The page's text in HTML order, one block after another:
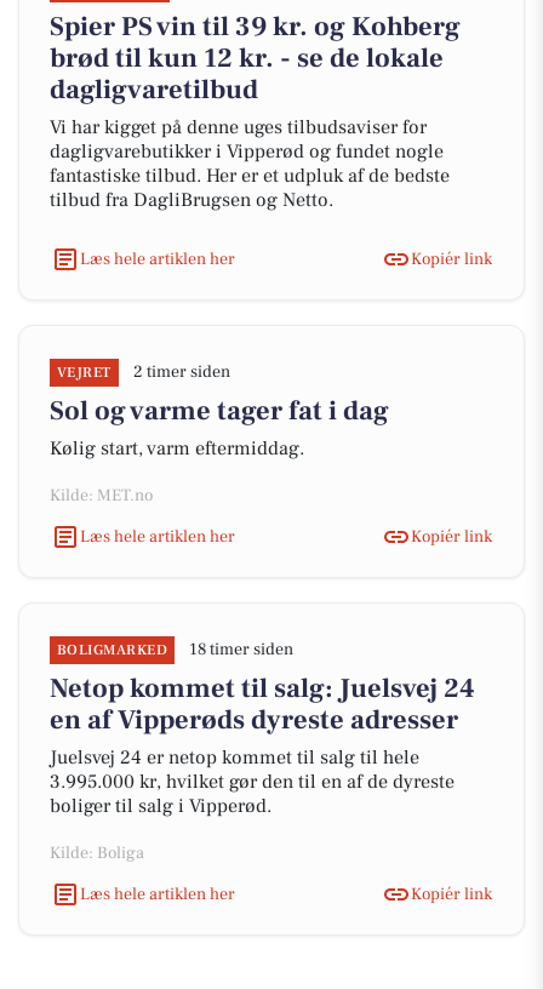
Spier PS vin til 39 kr. og Kohberg
brød til kun 12 kr. - se de lokale
dagligvaretilbud
Vi har kigget på denne uges tilbudsaviser for
dagligvarebutikker i Vipperød og fundet nogle
fantastiske tilbud. Her er et udpluk af de bedste
tilbud fra DagliBrugsen og Netto.
Læs hele artiklen her Kopiér link
VEJRET 2 timer siden
Sol og varme tager fat i dag
Kølig start, varm eftermiddag.
Kilde: MET.no
Læs hele artiklen her
Kopiér link
BOLIGMARKED 18 timer siden
Netop kommet til salg: Juelsvej 24
en af Vipperøds dyreste adresser
Juelsvej 24 er netop kommet til salg til hele
3.995.000 kr, hvilket gør den til en af de dyreste
boliger til salg i Vipperød.
Kilde: Boliga
Læs hele artiklen her
Kopiér link